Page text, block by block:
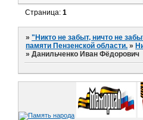
Страница:1
»"Никто не забыт, ничто не
памяти Пензенской области. »
»Данильченко Иван Фёдорович